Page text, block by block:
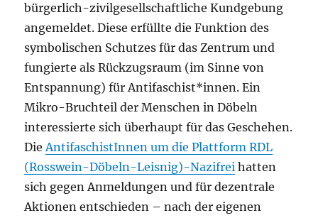
bürgerlich-zivilgesellschaftliche Kundgebung
angemeldet. Diese erfüllte die Funktion des
symbolischen Schutzes für das Zentrum und
fungierte als Rückzugsraum (im Sinne von
Entspannung) für Antifaschist*innen. Ein
Mikro-Bruchteil der Menschen in Döbeln
interessierte sich überhaupt für das Geschehen.
Die AntifaschistInnen um die Plattform RDL
(Rosswein-Döbeln-Leisnig)-Nazifrei hatten
sich gegen Anmeldungen und für dezentrale
Aktionen entschieden – nach der eigenen